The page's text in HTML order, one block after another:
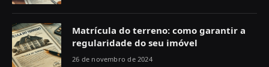
Matrícula do terreno: como garantir a
regularidade do seu imóvel
26 de novembro de 2024